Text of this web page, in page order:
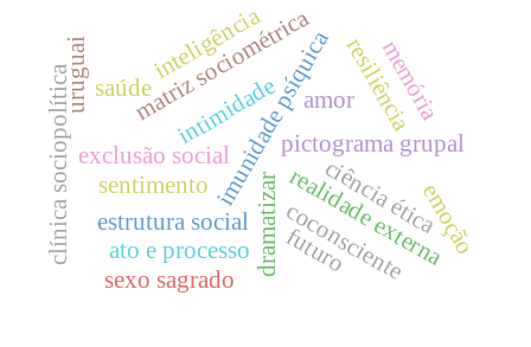
exclusão socialimunidade psíquicapictograma grupal
dramatizar
matriz sociométrica
realidade externa
estrutura social
amor
intimidade resiliência
saúde
coconsciente
ato e processo
clínica sociopolítica ciência ética
uruguai memória
emoção
inteligência
sexo sagrado
sentimento
futuro